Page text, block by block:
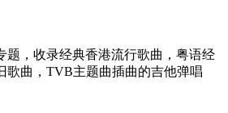
题，收录经典香港流行歌曲，粤语经
歌曲，TVB主题曲插曲的吉他弹唱